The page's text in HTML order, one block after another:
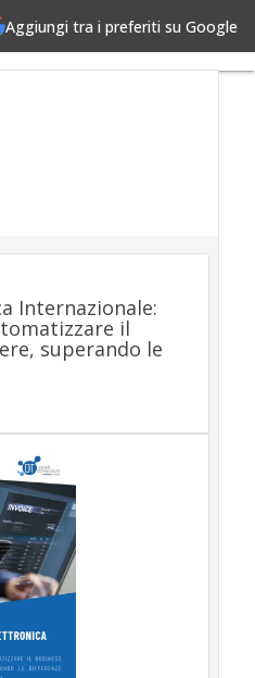
Aggiungi tra i preferiti su Google
Sepa gratuiti in tutta
Internazionale:
il
superando le